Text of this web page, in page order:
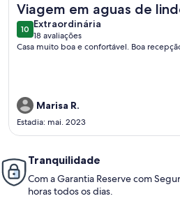
Viagem em aguas de
1010 de 10
Extraordinária
extraordinária
18 avaliações
(18
Casa muito boa e confortável. Boa
Marisa R.
Estadia: mai. 2023
Tranquilidade
Com a Garantia Reserve com
horas todos os dias.